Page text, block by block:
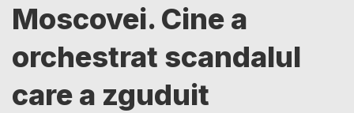
Moscovei. Cine a
orchestrat scandalul
care a zguduit